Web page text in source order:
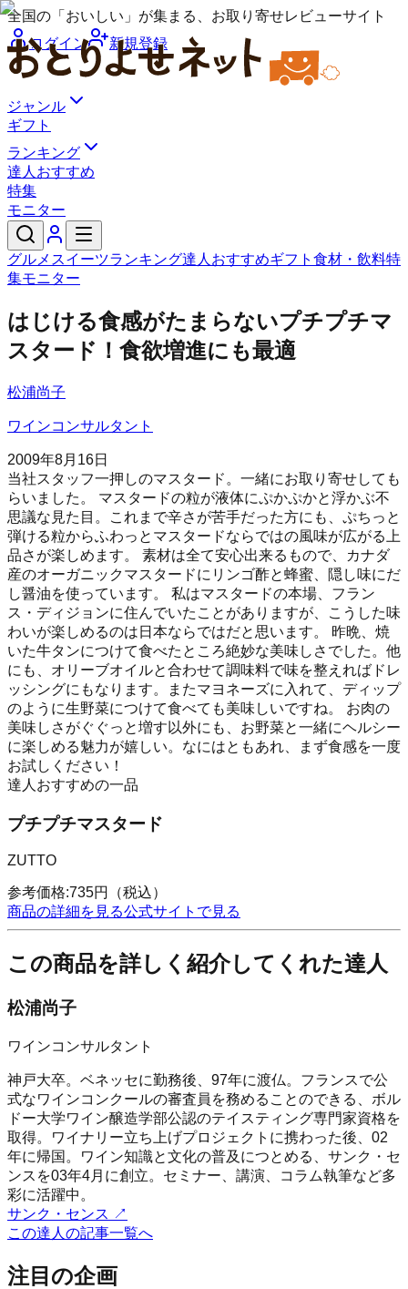
全国の「おいしい」が集まる、お取り寄せレビューサイト
ログイン
新規登録
ジャンル
ギフト
ランキング
達人おすすめ
特集
モニター
グルメ スイーツランキング達人おすすめギフト 食材・飲料特
集モニター
はじける食感がたまらないプチプチマ
スタード！食欲増進にも最適
松浦尚子
ワインコンサルタント
2009年8月16日
当社スタッフ一押しのマスタード。一緒にお取り寄せしても
らいました。 マスタードの粒が液体にぷかぷかと浮かぶ不
思議な見た目。これまで辛さが苦手だった方にも、ぷちっと
弾ける粒からふわっとマスタードならではの風味が広がる上
品さが楽しめます。 素材は全て安心出来るもので、カナダ
産のオーガニックマスタードにリンゴ酢と蜂蜜、隠し味にだ
し醤油を使っています。 私はマスタードの本場、フラン
ス・ディジョンに住んでいたことがありますが、こうした味
わいが楽しめるのは日本ならではだと思います。 昨晩、焼
いた牛タンにつけて食べたところ絶妙な美味しさでした。他
にも、オリーブオイルと合わせて調味料で味を整えればドレ
ッシングにもなります。またマヨネーズに入れて、ディップ
のように生野菜につけて食べても美味しいですね。 お肉の
美味しさがぐぐっと増す以外にも、お野菜と一緒にヘルシー
に楽しめる魅力が嬉しい。なにはともあれ、まず食感を一度
お試しください！
達人おすすめの一品
プチプチマスタード
ZUTTO
参考価格:735円
（税込）
商品の詳細を見る公式サイトで見る
この商品を詳しく紹介してくれた達人
松浦尚子
ワインコンサルタント
神戸大卒。ベネッセに勤務後、97年に渡仏。フランスで公
式なワインコンクールの審査員を務めることのできる、ボル
ドー大学ワイン醸造学部公認のテイスティング専門家資格を
取得。ワイナリー立ち上げプロジェクトに携わった後、02
年に帰国。ワイン知識と文化の普及につとめる、サンク・セ
ンスを03年4月に創立。セミナー、講演、コラム執筆など多
彩に活躍中。
サンク・センス ↗
この達人の記事一覧へ
注目の企画